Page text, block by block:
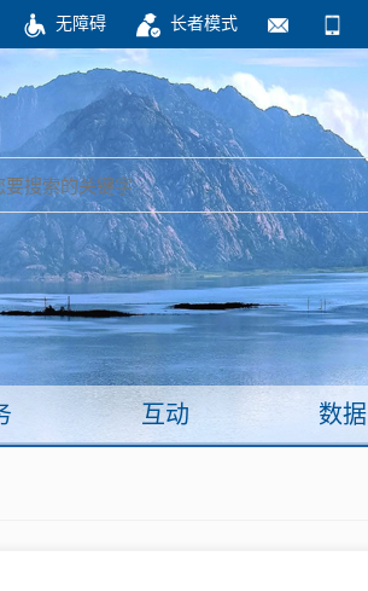
无障碍 长者模式
友善和谐
新闻
要闻 国务院要闻
信息 镇街信息
新闻 临沂日报·莒南新
闻
服务
互动 数据